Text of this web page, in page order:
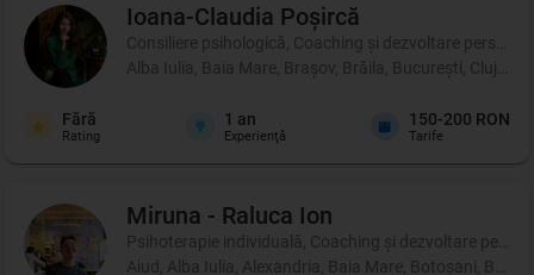
Ioana-Claudia Poșircă
Consiliere psihologică, Coaching şi dezvoltare
Alba Iulia, Baia Mare, Brașov, Brăila, București, Cluj-
Fără
Rating
1 an
Experienţă
150-200 RON
Tarife
Miruna - Raluca Ion
Psihoterapie individuală, Coaching şi dezvoltare
Aiud, Alba Iulia, Alexandria, Baia Mare, Botoșani,